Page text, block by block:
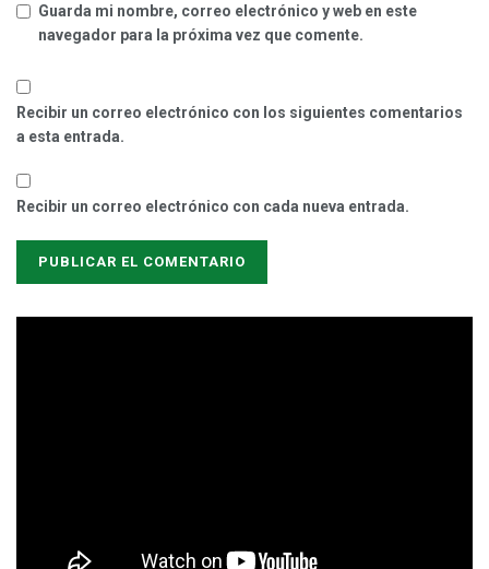
Guarda mi nombre, correo electrónico y web en este
navegador para la próxima vez que comente.
Recibir un correo electrónico con los siguientes comentarios
a esta entrada.
Recibir un correo electrónico con cada nueva entrada.